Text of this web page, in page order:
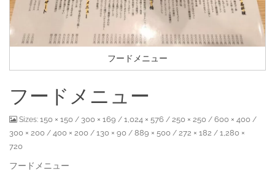
フードメニュー
フードメニュー
Sizes: 150 × 150 / 300 × 169 / 1,024 × 576 / 250 × 250 / 600 × 400 /
300 × 200 / 400 × 200 / 130 × 90 / 889 × 500 / 272 × 182 / 1,280 ×
720
フードメニュー